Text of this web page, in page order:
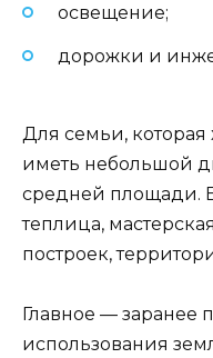
освещение;
дорожки и
Для семьи, которая
иметь небольшой
средней площади.
теплица,
построек,
Главное — заранее
использования